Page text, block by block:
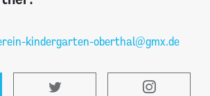
kindergarten-oberthal@gmx.de